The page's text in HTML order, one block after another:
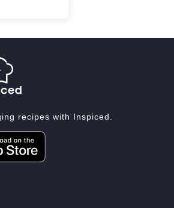
recipes with Inspiced.